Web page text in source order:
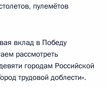
пулемётов
вклад в Победу
рассмотреть
городам Российской
трудовой доблести».